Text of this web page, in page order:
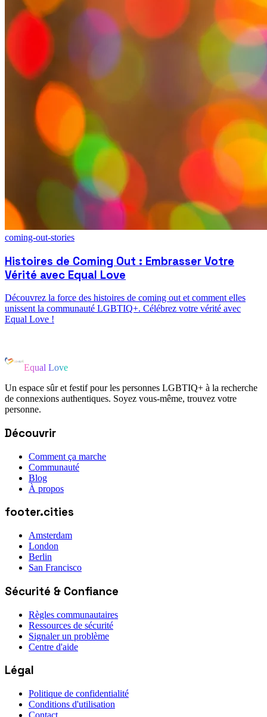
coming-out-stories
Histoires de Coming Out : Embrasser Votre
Vérité avec Equal Love
Découvrez la force des histoires de coming out et comment elles
unissent la communauté LGBTIQ+. Célébrez votre vérité avec
Equal Love !
Equal Love
Un espace sûr et festif pour les personnes LGBTIQ+ à la recherche
de connexions authentiques. Soyez vous-même, trouvez votre
personne.
Découvrir
Comment ça marche
Communauté
Blog
À propos
footer.cities
Amsterdam
London
Berlin
San Francisco
Sécurité & Confiance
Règles communautaires
Ressources de sécurité
Signaler un problème
Centre d'aide
Légal
Politique de confidentialité
Conditions d'utilisation
Contact